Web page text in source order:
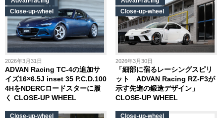
2026年3月31日
ADVAN Racing TC-4の追加サ
イズ16×6.5J inset 35 P.C.D.100
4HをNDERCロードスターに履
く CLOSE-UP WHEEL
Close-up-wheel
2026年3月30日
「細部に宿るレーシングスピリ
ット ADVAN Racing RZ-F3が
示す先進の鍛造デザイン」
CLOSE-UP WHEEL
Close-up-wheel
Close-up-wheel
Close-up-wheel